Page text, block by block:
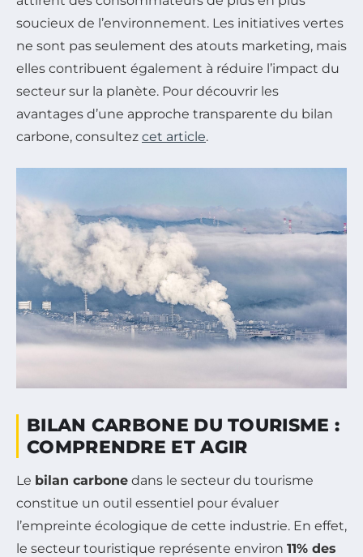
soucieux de l’environnement. Les initiatives vertes
ne sont pas seulement des atouts marketing, mais
elles contribuent également à réduire l’impact du
secteur sur la planète. Pour découvrir les
avantages d’une approche transparente du bilan
carbone, consultez cet article.
BILAN CARBONE DU TOURISME :
COMPRENDRE ET AGIR
Le bilan carbone dans le secteur du tourisme
constitue un outil essentiel pour évaluer
l’empreinte écologique de cette industrie. En effet,
le secteur touristique représente environ 11% des